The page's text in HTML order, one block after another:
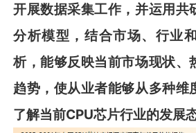
开展数据采集工作，并运用共
分析模型，结合市场、行业
析，能够反映当前市场现状、
趋势，使从业者能够从多种维
了解当前CPU芯片行业的发展态